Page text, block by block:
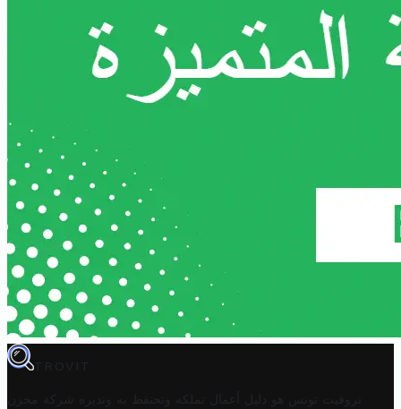
TROVIT
تروفيت تونس هو دليل أعمال تملكه وتحتفظ به وتديره
شركة مخزن